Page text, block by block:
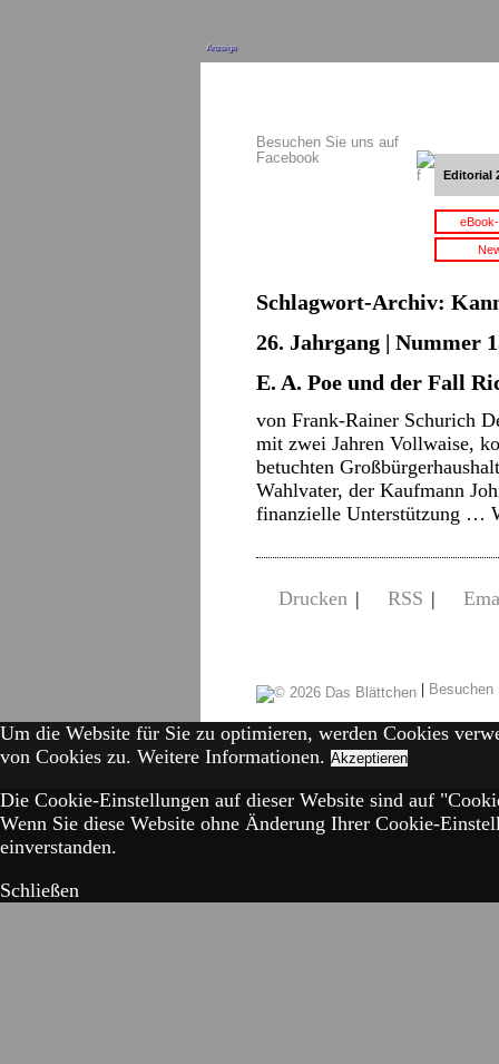
Anzeige
Besuchen Sie uns auf
Facebook
Editorial
Schlagwort-Archiv:
26. Jahrgang | Nummer
E. A. Poe und der Fall
von Frank-Rainer Schurich
mit zwei Jahren Vollwaise,
betuchten
Wahlvater, der Kaufmann
finanzielle Unterstützung …
Drucken | RSS |
|
Um die Website für Sie zu optimieren, werden Cookies
von Cookies zu. Weitere Informationen. Akzeptieren
Die Cookie-Einstellungen auf dieser Website sind auf
Wenn Sie diese Website ohne Änderung Ihrer Cookie-
einverstanden.
Schließen